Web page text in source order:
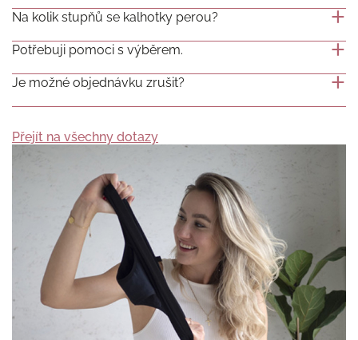
Na kolik stupňů se kalhotky perou?
Potřebuji pomoci s výběrem.
Je možné objednávku zrušit?
Přejít na všechny dotazy